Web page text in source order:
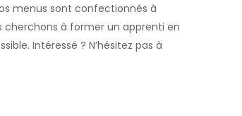
menus sont confectionnés à
cherchons à former un apprenti en
Intéressé ? N’hésitez pas à